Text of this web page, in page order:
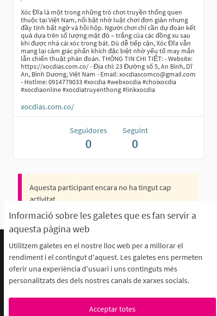
Informació sobre les galetes que es fan servir a
aquesta pàgina web
Utilitzem galetes en el nostre lloc web per a millorar el
rendiment i el contingut d'aquest. Les galetes ens permeten
oferir una experiència d'usuari i uns continguts més
personalitzats des dels nostres canals de xarxes socials.
Acceptar totes
Denúncia
Xóc Đĩa là một trong những trò chơi truyền thống quen
thuộc tại Việt Nam, nổi bật nhờ luật chơi đơn giản nhưng
đầy tính bất ngờ và hồi hộp. Người chơi chỉ cần dự đoán kết
quả dựa trên số lượng mặt đỏ – trắng của các đồng xu sau
khi được nhà cái xóc trong bát. Dù dễ tiếp cận, Xóc Đĩa vẫn
mang lại cảm giác phấn khích đặc biệt nhờ yếu tố may mắn
lẫn chiến thuật phán đoán. THÔNG TIN CHI TIẾT: - Website:
https://xocdias.com.co/ - Địa chỉ: 23 Đường số 5, An Bình, Dĩ
An, Bình Dương, Việt Nam - Email:xocdiascomco@gmail.com
- Hotline: 0914779033 #xocdia #webxocdia #choixocdia
#xocdiaonline #xocdiatruyenthong #linkxocdia
xocdias.com.co/
Seguidores
0
Seguint
0
Aquesta participant encara no ha tingut cap
activitat.
Termes d'ús i condicions
Descarrega els fitxers de dades obertes
Configuració de les galetes